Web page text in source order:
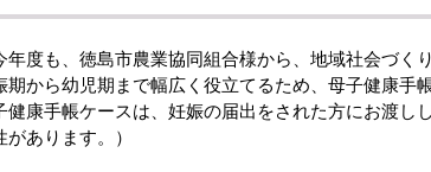
度も、徳島市農業協同組合様から、地域社会づく
から幼児期まで幅広く役立てるため、母子健康手
康手帳ケースは、妊娠の届出をされた方にお渡し
あります。）